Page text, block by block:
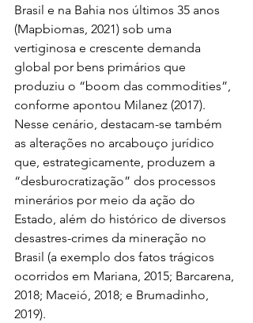
Brasil e na Bahia nos últimos 35 anos
(Mapbiomas, 2021) sob uma
vertiginosa e crescente demanda
global por bens primários que
produziu o “boom das commodities”,
conforme apontou Milanez (2017).
Nesse cenário, destacam-se também
as alterações no arcabouço jurídico
que, estrategicamente, produzem a
“desburocratização” dos processos
minerários por meio da ação do
Estado, além do histórico de diversos
desastres-crimes da mineração no
Brasil (a exemplo dos fatos trágicos
ocorridos em Mariana, 2015; Barcarena,
2018; Maceió, 2018; e Brumadinho,
2019).